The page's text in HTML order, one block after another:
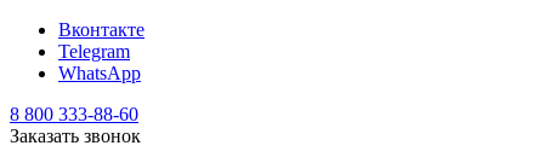
Вконтакте
Telegram
WhatsApp
8 800 333-88-60
Заказать звонок